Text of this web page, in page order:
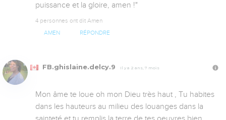
puissance et la gloire, amen !"
4 personnes ont dit Amen
AMEN RÉPONDRE
FB.ghislaine.delcy.9 Il y a 2 ans, 7 mois
Mon âme te loue oh mon Dieu très haut , Tu habites
dans les hauteurs au milieu des louanges dans la